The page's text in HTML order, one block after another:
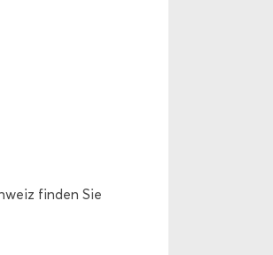
fin­den Sie